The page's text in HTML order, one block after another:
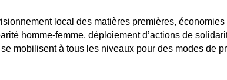
local des matières premières, économies
homme-femme, déploiement d’actions de
mobilisent à tous les niveaux pour des modes de